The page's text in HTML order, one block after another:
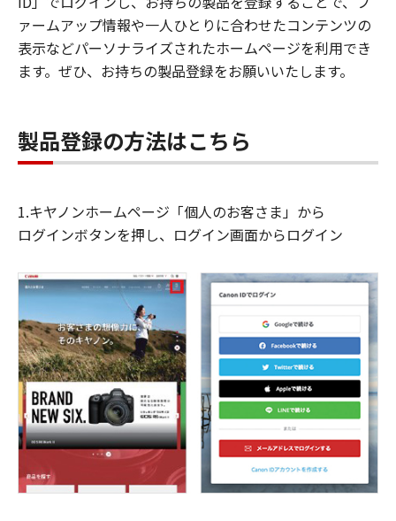
ァームアップ情報や一人ひとりに合わせたコンテンツの
表示などパーソナライズされたホームページを利用でき
ます。ぜひ、お持ちの製品登録をお願いいたします。
製品登録の方法はこちら
1.キヤノンホームページ「個人のお客さま」から
ログインボタンを押し、ログイン画面からログイン